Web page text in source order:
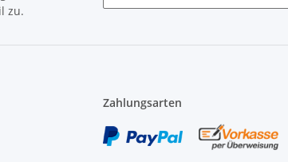
zu.
Zahlungsarten